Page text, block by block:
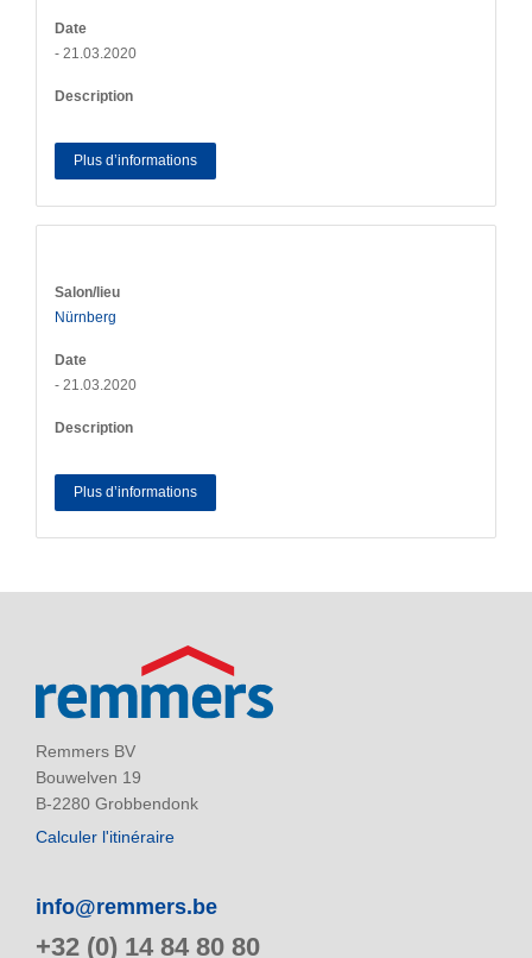
Date
- 21.03.2020
Description
Plus d’informations
Salon/lieu
Nürnberg
Date
- 21.03.2020
Description
Plus d’informations
Remmers BV
Bouwelven 19
B-2280 Grobbendonk
Calculer l'itinéraire
info@remmers.be
+32 (0) 14 84 80 80